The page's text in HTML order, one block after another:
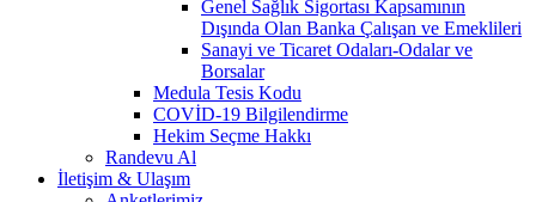
Genel Sağlık Sigortası Kapsamının
Dışında Olan Banka Çalışan ve Emeklileri
Sanayi ve Ticaret Odaları-Odalar ve
Borsalar
Medula Tesis Kodu
COVİD-19 Bilgilendirme
Hekim Seçme Hakkı
Randevu Al
İletişim & Ulaşım